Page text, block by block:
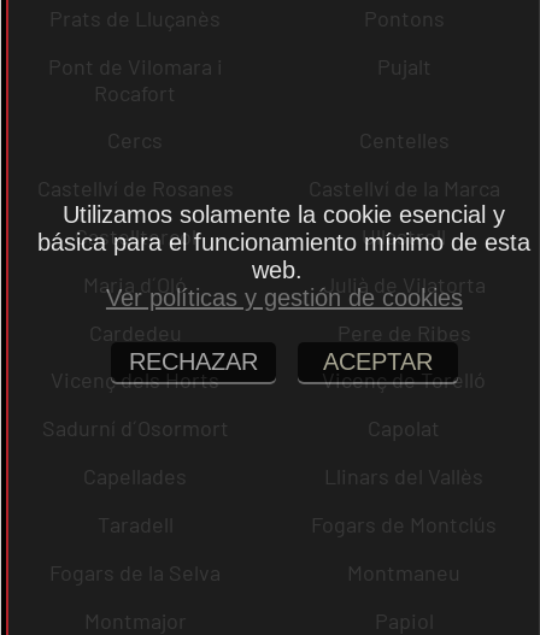
Prats de Lluçanès
Pontons
Pont de Vilomara i
Rocafort
Pujalt
Cercs
Centelles
Castellví de Rosanes
Castellví de la Marca
Castellterçol
Ullastrell
Maria d´Oló
Julià de Vilatorta
Cardedeu
Pere de Ribes
Vicenç dels Horts
Vicenç de Torelló
Sadurní d´Osormort
Capolat
Capellades
Llinars del Vallès
Taradell
Fogars de Montclús
Fogars de la Selva
Montmaneu
Montmajor
Papiol
Utilizamos solamente la cookie esencial y
básica para el funcionamiento mínimo de esta
web.
Ver políticas y gestión de cookies
RECHAZAR ACEPTAR